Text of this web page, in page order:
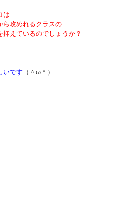
は
ら攻めれるクラスの
えているのでしょうか？
いです （＾ω＾）